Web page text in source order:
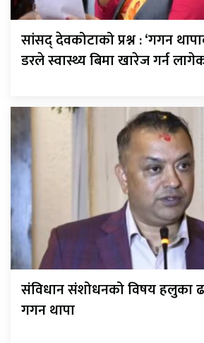
सांसद् देवकोटाको प्रश्न : ‘गगन
डरले स्वास्थ्य बिमा खारेज गर्न
संविधान संशोधनको विषय हलुका
गगन थापा